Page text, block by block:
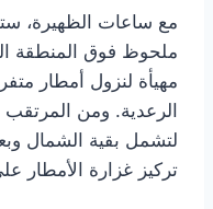
مع ساعات الظهيرة،
ملحوظ فوق المنطقة
مهيأة لنزول أمطار
الرعدية. ومن المرتقب
لتشمل بقية الشمال
تركيز غزارة الأمطار